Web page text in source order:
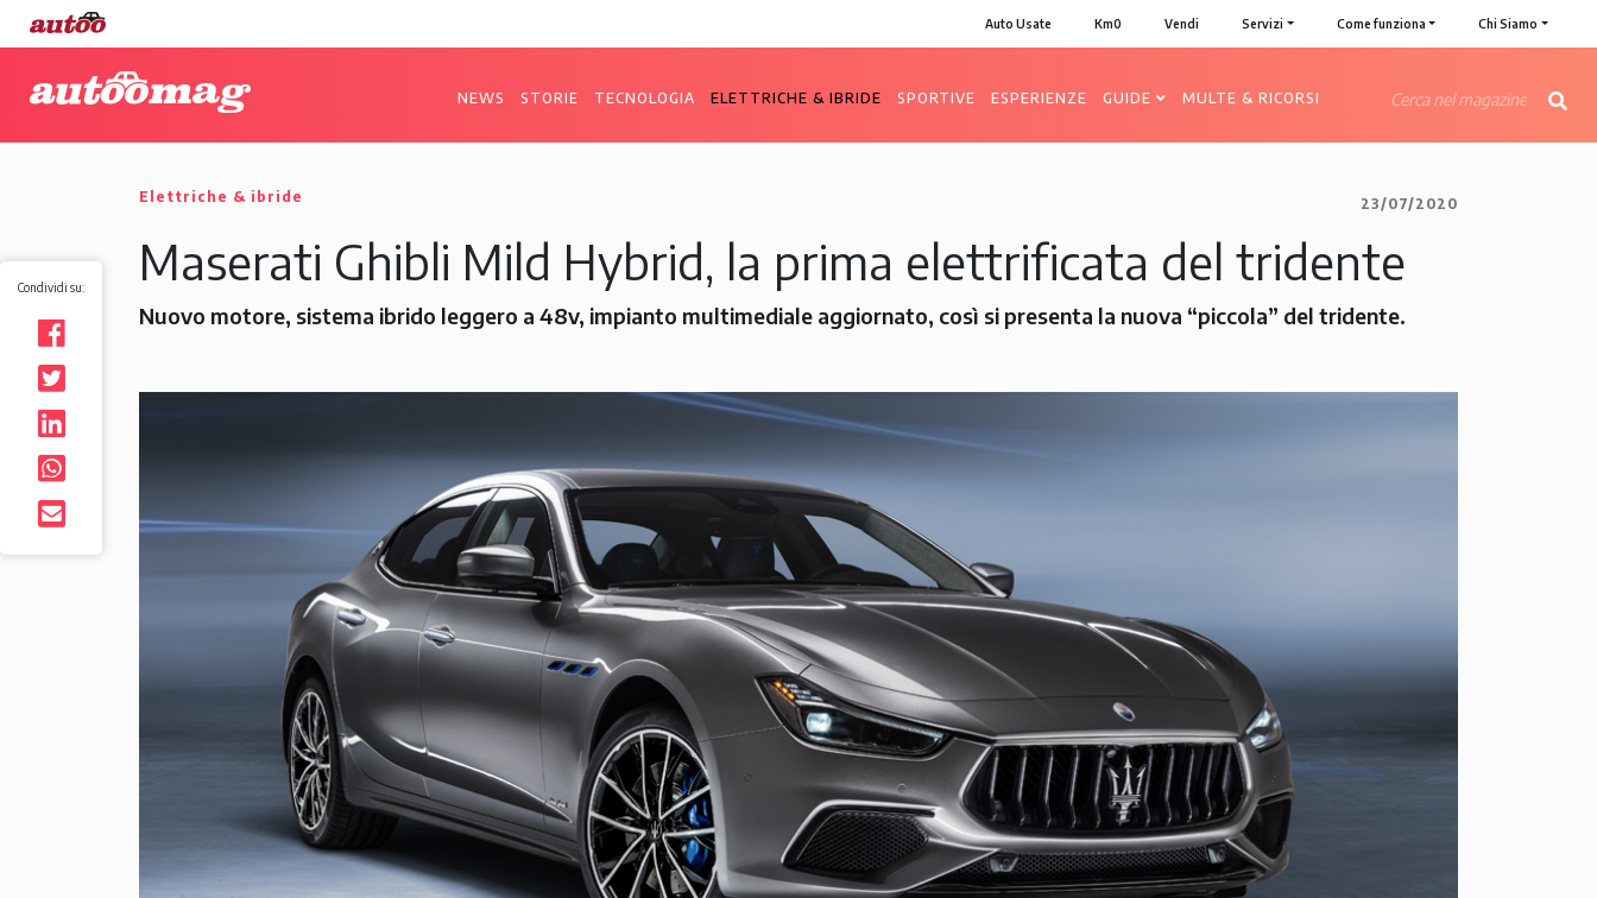
Elettriche & ibride 23/07/2020
Maserati Ghibli Mild Hybrid, la prima elettrificata del tridente
Nuovo motore, sistema ibrido leggero a 48v, impianto multimediale aggiornato, così si presenta la nuova “piccola” del tridente.
Condividi su:
Auto Usate Km0 Vendi Servizi Come funziona Chi Siamo
NEWS STORIE TECNOLOGIA ELETTRICHE & IBRIDE SPORTIVE ESPERIENZE GUIDE MULTE & RICORSI